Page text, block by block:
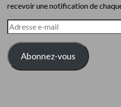
recevoir une notification de
ADRESSE
E-
MAIL
Abonnez-vous